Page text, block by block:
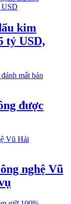
kim
tỷ USD,
được
nghệ Vũ